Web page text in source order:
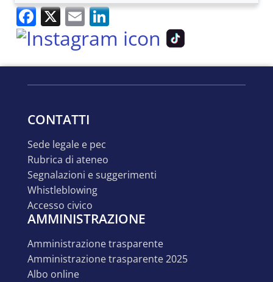
Facebook
X EmailLinkedIn
CONTATTI
sede legale e pec
rubrica di ateneo
segnalazioni e suggerimenti
whistleblowing
accesso civico
AMMINISTRAZIONE
amministrazione trasparente
amministrazione trasparente 2025
albo online